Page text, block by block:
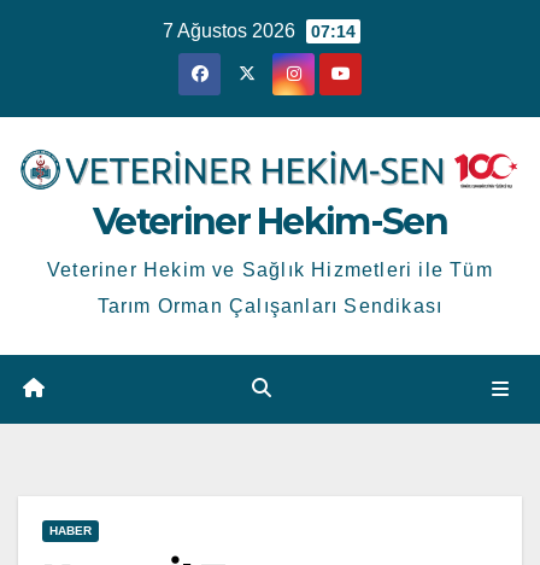
7 Ağustos 2026 07:14
Veteriner Hekim-Sen
Veteriner Hekim ve Sağlık Hizmetleri ile Tüm
Tarım Orman Çalışanları Sendikası
HABER